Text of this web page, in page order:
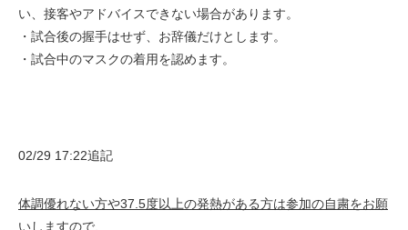
い、接客やアドバイスできない場合があります。
・試合後の握手はせず、お辞儀だけとします。
・試合中のマスクの着用を認めます。
02/29 17:22追記
体調優れない方や37.5度以上の発熱がある方は参加の自粛をお願
いしますので、